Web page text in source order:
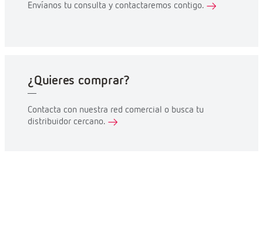
Envíanos tu consulta y contactaremos contigo.
¿Quieres comprar?
Contacta con nuestra red comercial o busca tu
distribuidor cercano.